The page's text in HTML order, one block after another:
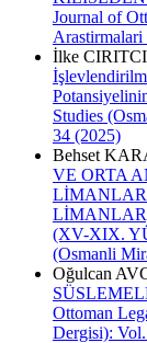
Journal of
İlke
Studies
34 (2025)
Behset
VE ORTA
(XV-XIX.
(Osmanli
Oğulcan
Ottoman
Dergisi):